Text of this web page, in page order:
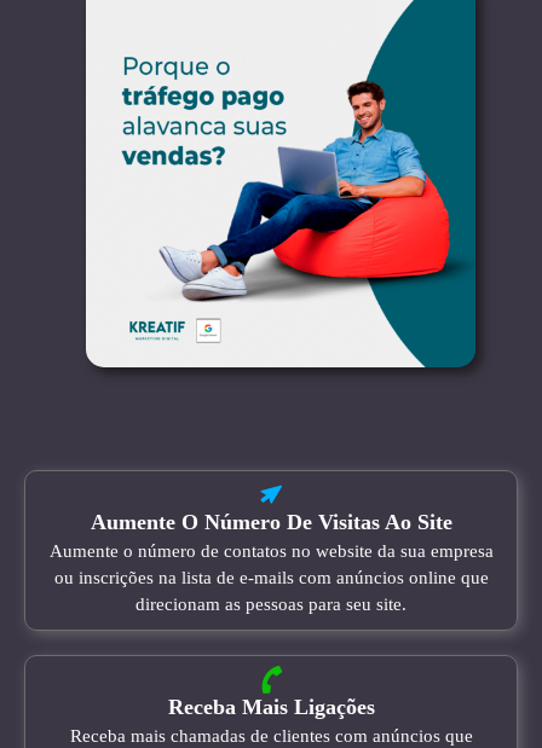
Aumente O Número De Visitas Ao Site
Aumente o número de contatos no website da sua empresa
ou inscrições na lista de e-mails com anúncios online que
direcionam as pessoas para seu site.
Receba Mais Ligações
Receba mais chamadas de clientes com anúncios que